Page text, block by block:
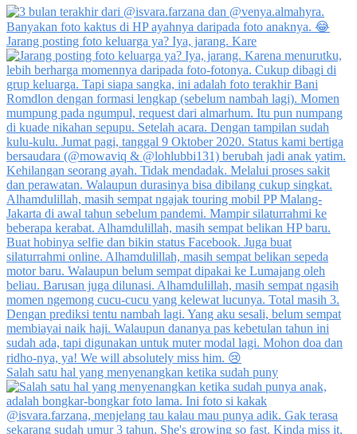
Jarang posting foto keluarga ya? Iya, jarang. Kare
Salah satu hal yang menyenangkan ketika sudah puny